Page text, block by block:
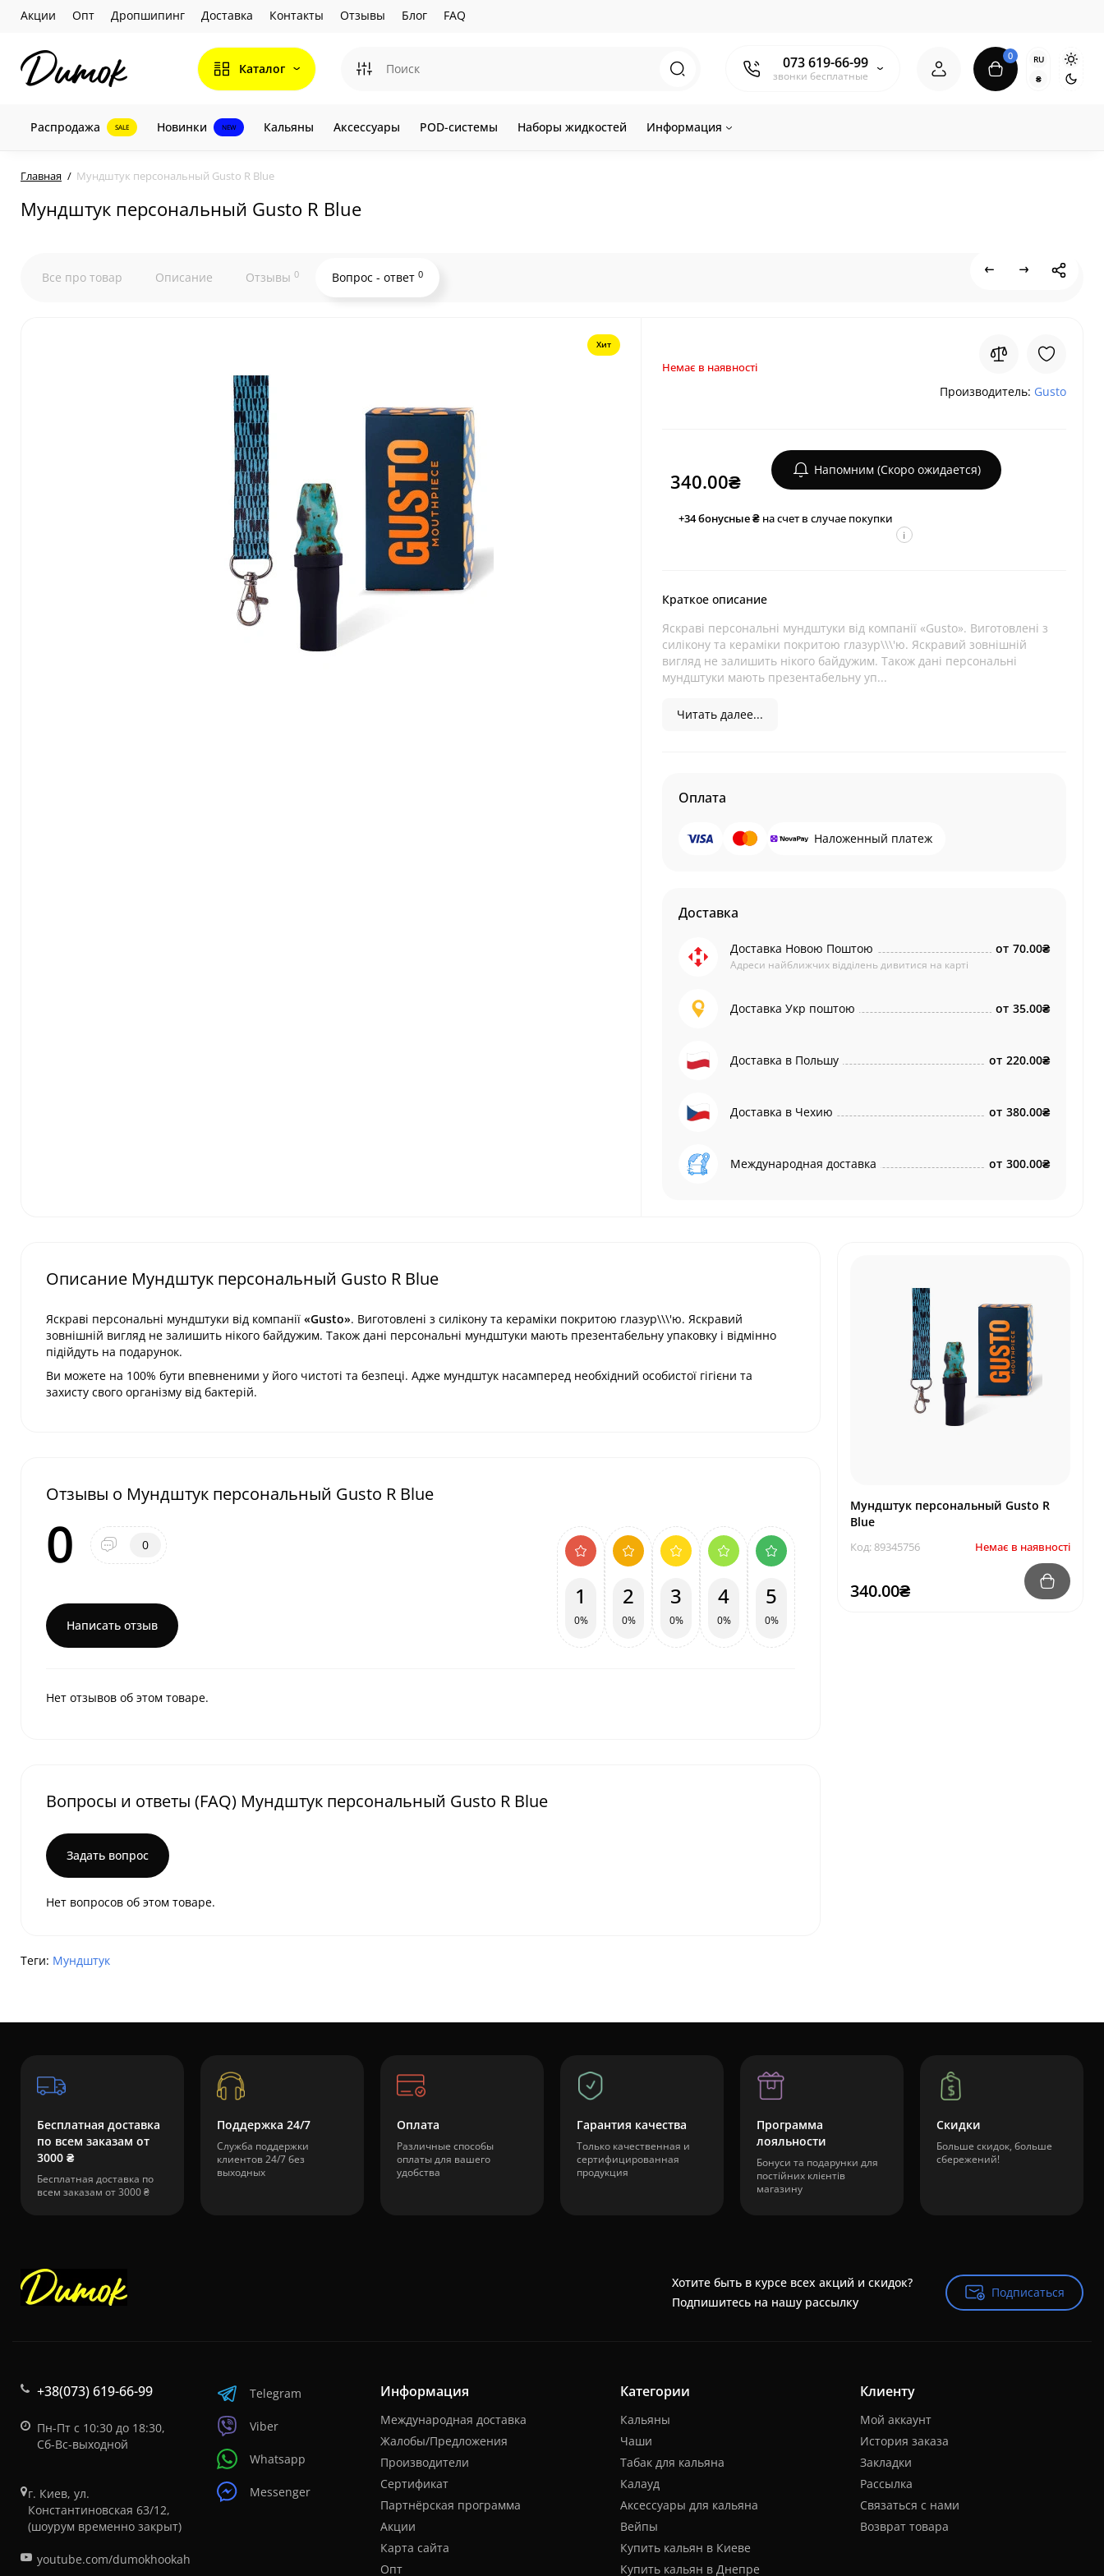
Акции Опт Дропшипинг Доставка Контакты Отзывы Блог FAQ
Каталог 073 619-66-99
звонки бесплатные
0
RU
₴
Распродажа SALE Новинки NEW Кальяны Аксессуары POD-системы Наборы жидкостей Информация
Главная Мундштук персональный Gusto R Blue
Мундштук персональный Gusto R Blue
Все про товар Описание Отзывы 0 Вопрос - ответ 0
Хит
Немає в наявності
Производитель: Gusto
340.00₴ Напомним (Скоро ожидается)
+34бонусные ₴на счет в случае покупки
i
Краткое описание
Яскраві персональні мундштуки від компанії «Gusto». Виготовлені з
силікону та кераміки покритою глазур\\\'ю. Яскравий зовнішній
вигляд не залишить нікого байдужим. Також дані персональні
мундштуки мають презентабельну уп...
Читать далее...
Оплата
Наложенный платеж
Доставка
Доставка Новою Поштою
Адреси найближчих відділень дивитися на карті
от 70.00₴
Доставка Укр поштою от 35.00₴
Доставка в Польшу от 220.00₴
Доставка в Чехию от 380.00₴
Международная доставка от 300.00₴
Описание Мундштук персональный Gusto R Blue
Яскраві персональні мундштуки від компанії «Gusto». Виготовлені з силікону та кераміки покритою глазур\\\'ю. Яскравий
зовнішній вигляд не залишить нікого байдужим. Також дані персональні мундштуки мають презентабельну упаковку і відмінно
підійдуть на подарунок.
Ви можете на 100% бути впевненими у його чистоті та безпеці. Адже мундштук насамперед необхідний особистої гігієни та
захисту свого організму від бактерій.
Отзывы о Мундштук персональный Gusto R Blue
0 0
Написать отзыв
1
0%
2
0%
3
0%
4
0%
5
0%
Нет отзывов об этом товаре.
Вопросы и ответы (FAQ) Мундштук персональный Gusto R Blue
Задать вопрос
Нет вопросов об этом товаре.
Мундштук персональный Gusto R
Blue
Код: 89345756 Немає в наявності
340.00₴
Теги: Мундштук
Бесплатная доставка
по всем заказам от
3000 ₴
Бесплатная доставка по
всем заказам от 3000 ₴
Поддержка 24/7
Служба поддержки
клиентов 24/7 без
выходных
Оплата
Различные способы
оплаты для вашего
удобства
Гарантия качества
Только качественная и
сертифицированная
продукция
Программа
лояльности
Бонуси та подарунки для
постійних клієнтів
магазину
Скидки
Больше скидок, больше
сбережений!
Хотите быть в курсе всех акций и скидок?
Подпишитесь на нашу рассылку
Подписаться
Подписаться
+38(073) 619-66-99
Пн-Пт с 10:30 до 18:30,
Сб-Вс-выходной
г. Киев, ул.
Константиновская 63/12,
(шоурум временно закрыт)
youtube.com/dumokhookah
Telegram
Viber
Whatsapp
Messenger
Информация
Международная доставка
Жалобы/Предложения
Производители
Сертификат
Партнёрская программа
Акции
Карта сайта
Опт
Категории
Кальяны
Чаши
Табак для кальяна
Калауд
Аксессуары для кальяна
Вейпы
Купить кальян в Киеве
Купить кальян в Днепре
Клиенту
Мой аккаунт
История заказа
Закладки
Рассылка
Связаться с нами
Возврат товара